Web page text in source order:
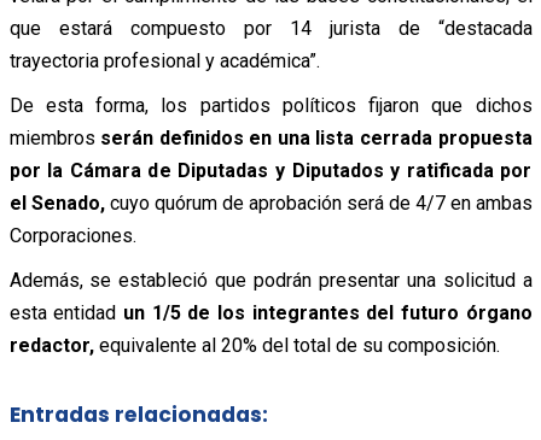
que estará compuesto por 14 jurista de “destacada
trayectoria profesional y académica”.
De esta forma, los partidos políticos fijaron que dichos
miembros serán definidos en una lista cerrada propuesta
por la Cámara de Diputadas y Diputados y ratificada por
el Senado,cuyo quórum de aprobación será de 4/7 en ambas
Corporaciones.
Además, se estableció que podrán presentar una solicitud a
esta entidad un 1/5 de los integrantes del futuro órgano
redactor,equivalente al 20% del total de su composición.
Entradas relacionadas: